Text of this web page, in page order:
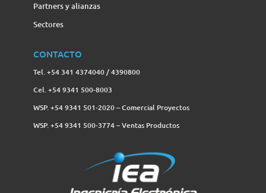
Partners y alianzas
Sectores
CONTACTO
Tel. +54 341 4374040 / 4390800
Cel. +54 9341 500-8003
WSP. +54 9341 501-2020 – Comercial Proyectos
WSP. +54 9341 500-3774‬ – Ventas Productos